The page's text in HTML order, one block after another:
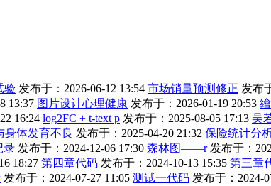
验 发布于：2026-06-12 13:54 市场销量预测修正 发布
13:37 图片设计心理健康 发布于：2026-01-19 20:53
16:24 log2FC + t-text p 发布于：2025-08-05 17:13 吴
身体发育不良 发布于：2025-04-20 21:32 保险统计分
录 发布于：2024-12-06 17:30 森林图——r 发布于：
18:27 第四章代码 发布于：2024-10-13 15:35 第三章
发布于：2024-07-27 11:05 测试一代码 发布于：2024-